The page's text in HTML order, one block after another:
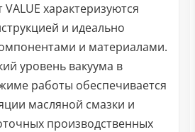
характеризуются
и идеально
и материалами.
уровень вакуума в
работы обеспечивается
масляной смазки и
производственных